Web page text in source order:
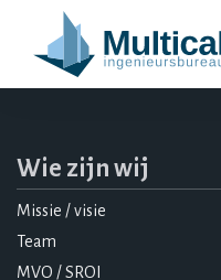
Wie zijn wij
Missie / visie
Team
MVO / SROI